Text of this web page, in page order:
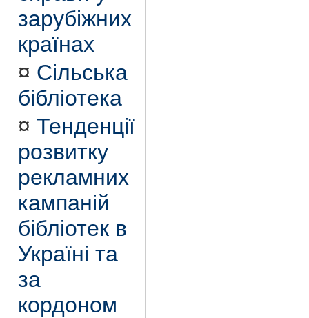
зарубіжних
країнах
¤ Сільська
бібліотека
¤ Тенденції
розвитку
рекламних
кампаній
бібліотек в
Україні та
за
кордоном